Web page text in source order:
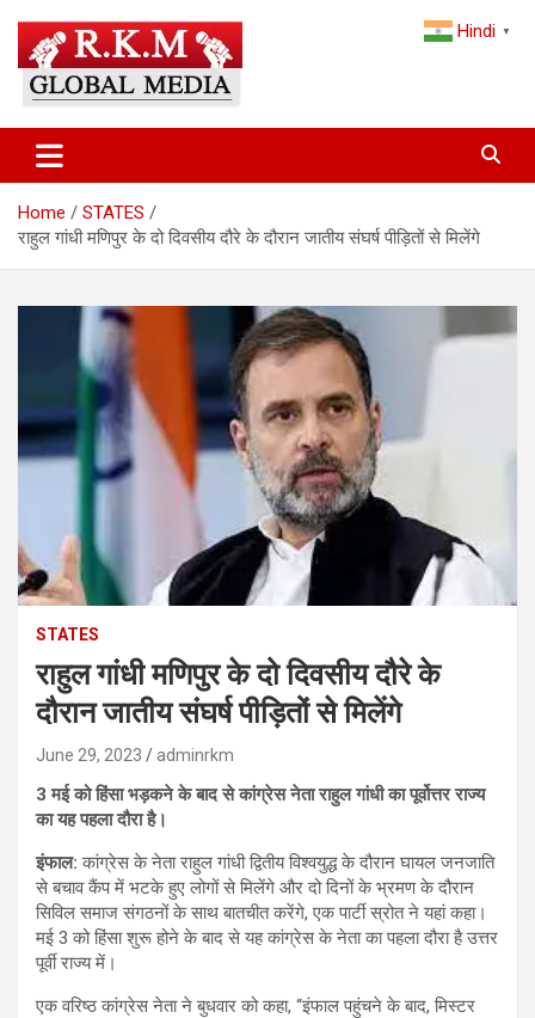
content
Latest Hindi News & Breaking
News – RKM Global Media
and the World
Home
STATES
राहुल गांधी मणिपुर के दो दिवसीय दौरे के दौरान जातीय संघर्ष पीड़ितों से मिलेंगे
STATES
राहुल गांधी मणिपुर के दो दिवसीय दौरे के
दौरान जातीय संघर्ष पीड़ितों से मिलेंगे
June 29, 2023 adminrkm
3 मई को हिंसा भड़कने के बाद से कांग्रेस नेता राहुल गांधी का पूर्वोत्तर राज्य
का यह पहला दौरा है।
इंफाल: कांग्रेस के नेता राहुल गांधी द्वितीय विश्वयुद्ध के दौरान घायल जनजाति
से बचाव कैंप में भटके हुए लोगों से मिलेंगे और दो दिनों के भ्रमण के दौरान
सिविल समाज संगठनों के साथ बातचीत करेंगे, एक पार्टी स्रोत ने यहां कहा।
मई 3 को हिंसा शुरू होने के बाद से यह कांग्रेस के नेता का पहला दौरा है उत्तर
पूर्वी राज्य में।
एक वरिष्ठ कांग्रेस नेता ने बुधवार को कहा, “इंफाल पहुंचने के बाद, मिस्टर
Hindi ▼